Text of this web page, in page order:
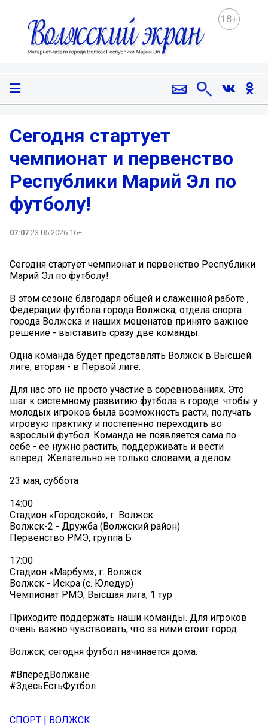
18+
Сегодня стартует
чемпионат и первенство
Республики Марий Эл по
футболу!
07:07 23.05.2026 16+
Сегодня стартует чемпионат и первенство Республики
Марий Эл по футболу!
В этом сезоне благодаря общей и слаженной работе ,
Федерации футбола города Волжска, отдела спорта
города Волжска и наших меценатов принято важное
решение - выставить сразу две команды.
Одна команда будет представлять Волжск в Высшей
лиге, вторая - в Первой лиге.
Для нас это не просто участие в соревнованиях. Это
шаг к системному развитию футбола в городе: чтобы у
молодых игроков была возможность расти, получать
игровую практику и постепенно переходить во
взрослый футбол. Команда не появляется сама по
себе - ее нужно растить, поддерживать и вести
вперед. Желательно не только словами, а делом.
23 мая, суббота
14:00
Стадион «Городской», г. Волжск
Волжск-2 - Дружба (Волжский район)
Первенство РМЭ, группа Б
17:00
Стадион «Марбум», г. Волжск
Волжск - Искра (с. Юледур)
Чемпионат РМЭ, Высшая лига, 1 тур
Приходите поддержать наши команды. Для игроков
очень важно чувствовать, что за ними стоит город.
Волжск, сегодня футбол начинается дома.
#ВпередВолжане
#ЗдесьЕстьФутбол
СПОРТ | ВОЛЖСК